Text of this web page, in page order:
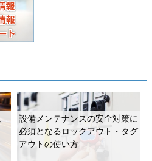
設備メンテナンスの安全対策に
必須となるロックアウト・タグ
アウトの使い方